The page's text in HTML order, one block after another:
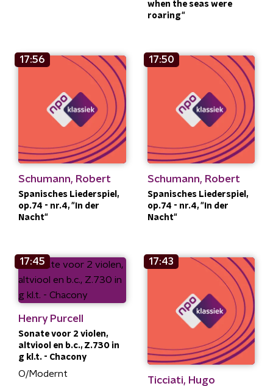
when the seas were
roaring"
17:56
Schumann, Robert
Spanisches Liederspiel,
op.74 - nr.4, "In der
Nacht"
17:50
Schumann, Robert
Spanisches Liederspiel,
op.74 - nr.4, "In der
Nacht"
17:45
Henry Purcell
Sonate voor 2 violen,
altviool en b.c., Z.730 in
g kl.t. - Chacony
O/Modernt
17:43
Ticciati, Hugo